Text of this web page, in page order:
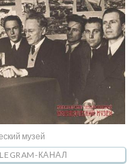
музей
КАНАЛ